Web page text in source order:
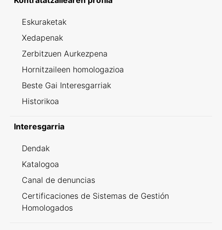
Eskuraketak
Xedapenak
Zerbitzuen Aurkezpena
Hornitzaileen homologazioa
Beste Gai Interesgarriak
Historikoa
Interesgarria
Dendak
Katalogoa
Canal de denuncias
Certificaciones de Sistemas de Gestión
Homologados